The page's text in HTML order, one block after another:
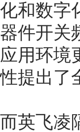
化和数字
器件开关
应用环境
性提出了
而英飞凌